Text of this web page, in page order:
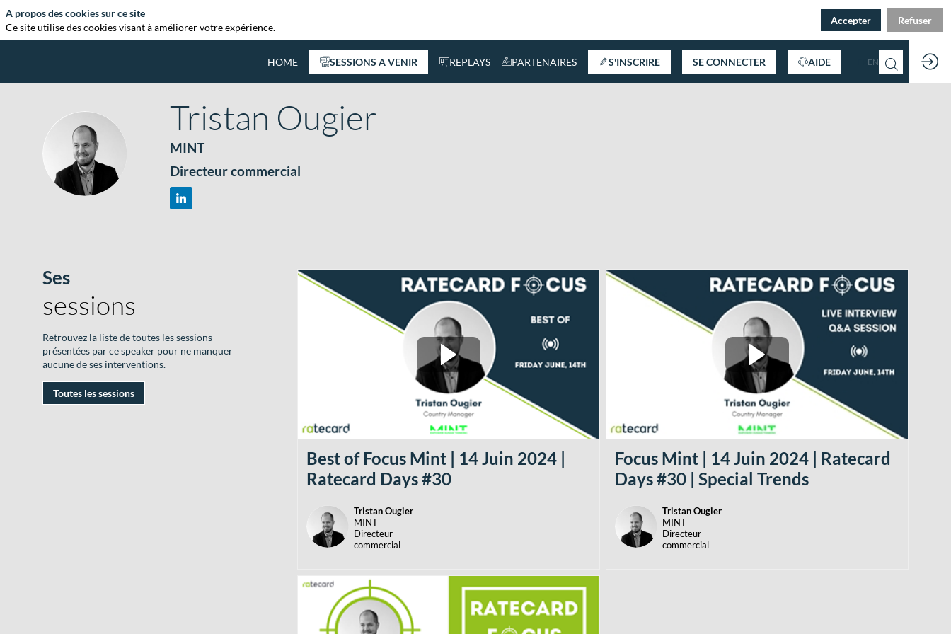
HOME SESSIONS A VENIR REPLAYS PARTENAIRES S'INSCRIRE SE CONNECTER AIDE EN
TO
Tristan Ougier
MINT
Directeur commercial
Ses
sessions
Retrouvez la liste de toutes les sessions
présentées par ce speaker pour ne manquer
aucune de ses interventions.
Toutes les sessions
Best of Focus Mint | 14 Juin 2024 |
Ratecard Days #30
TO
Tristan Ougier
MINT
Directeur
commercial
Focus Mint | 14 Juin 2024 | Ratecard
Days #30 | Special Trends
TO
Tristan Ougier
MINT
Directeur
commercial
A propos des cookies sur ce site
Ce site utilise des cookies visant à améliorer votre expérience.
Accepter Refuser